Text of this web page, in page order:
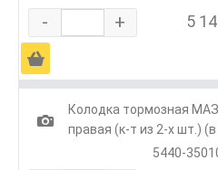
- + 5
Ä
1
Колодка тормозная
правая (к-т из 2-х шт.)
5440-